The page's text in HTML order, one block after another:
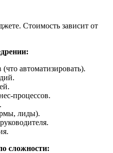
Стоимость зависит от
автоматизировать).
процессов.
лиды).
сложности: